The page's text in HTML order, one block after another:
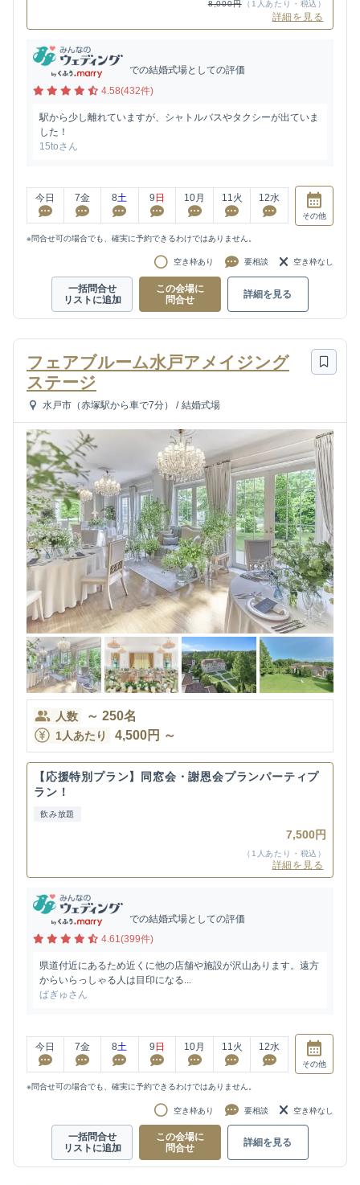
8,000円 （1人あたり・税込）
詳細を見る
での結婚式場としての評価
4.58(432件)
駅から少し離れていますが、シャトルバスやタクシーが出ていま
した！
15toさん
今日 7金 8土 9 日 10月 11火 12水
その他
※問合せ可の場合でも、確実に予約できるわけではありません。
空き枠あり 要相談 空き枠なし
一括問合せ
リストに追加
この会場に
問合せ
詳細を見る
フェアブルーム水戸アメイジング
ステージ
水戸市（赤塚駅から車で7分） / 結婚式場
人数 ～ 250名
1人あたり 4,500円 ～
【応援特別プラン】同窓会・謝恩会プランパーティプ
ラン！
飲み放題
7,500円
（1人あたり・税込）
詳細を見る
での結婚式場としての評価
4.61(399件)
県道付近にあるため近くに他の店舗や施設が沢山あります。遠方
からいらっしゃる人は目印になる...
ぱぎゅさん
今日 7金 8土 9 日 10月 11 火 12水
その他
※問合せ可の場合でも、確実に予約できるわけではありません。
空き枠あり 要相談 空き枠なし
一括問合せ
リストに追加
この会場に
問合せ
詳細を見る